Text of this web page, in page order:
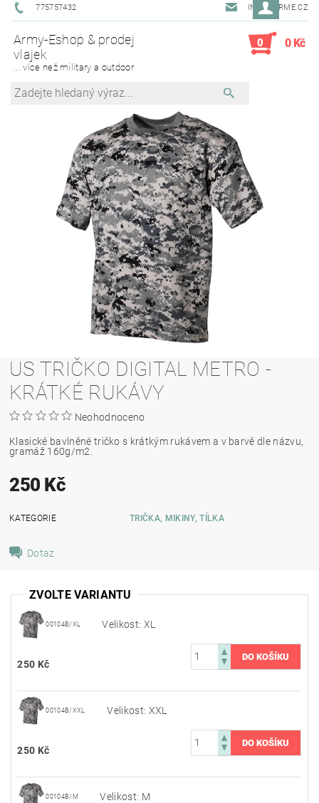
775757432 INFO@ARME.CZ
Army-Eshop & prodej
vlajek
... více než military a outdoor
0 0 Kč
US TRIČKO DIGITAL METRO -
KRÁTKÉ RUKÁVY
Neohodnoceno
Klasické bavlněné tričko s krátkým rukávem a v barvě dle názvu,
gramáž 160g/m2.
250 Kč
KATEGORIE TRIČKA, MIKINY, TÍLKA
Dotaz
ZVOLTE VARIANTU
00104B/XL Velikost: XL
250 Kč
00104B/XXL Velikost: XXL
250 Kč
00104B/M Velikost: M